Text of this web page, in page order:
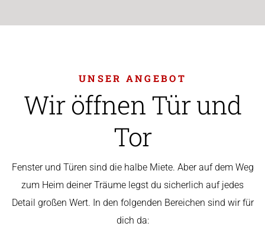
UNSER ANGEBOT
Wir öffnen Tür und
Tor
Fenster und Türen sind die halbe Miete. Aber auf dem Weg
zum Heim deiner Träume legst du sicherlich auf jedes
Detail großen Wert. In den folgenden Bereichen sind wir für
dich da: